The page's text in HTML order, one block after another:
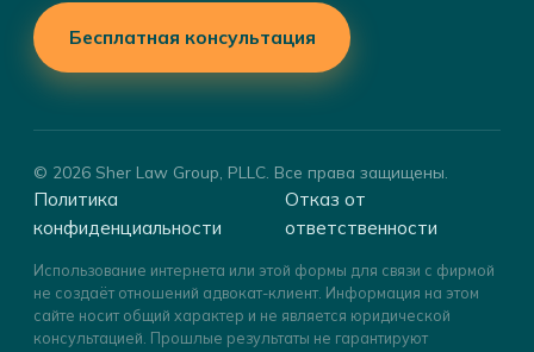
Бесплатная консультация
© 2026 Sher Law Group, PLLC. Все права защищены.
Политика
конфиденциальности
Отказ от
ответственности
Использование интернета или этой формы для связи с фирмой
не создаёт отношений адвокат-клиент. Информация на этом
сайте носит общий характер и не является юридической
консультацией. Прошлые результаты не гарантируют